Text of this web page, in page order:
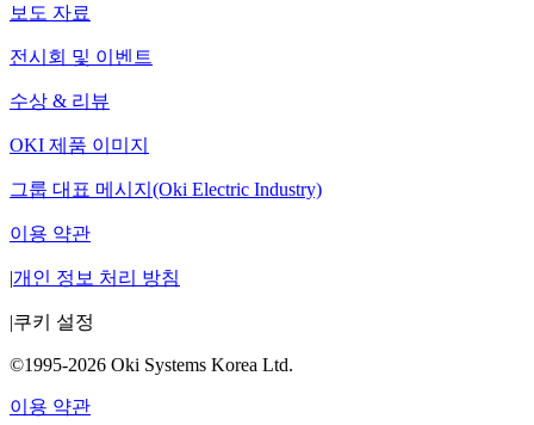
보도 자료
전시회 및 이벤트
수상 & 리뷰
OKI 제품 이미지
그룹 대표 메시지(Oki Electric Industry)
이용 약관
|개인 정보 처리 방침
|쿠키 설정
©1995-2026 Oki Systems Korea Ltd.
이용 약관